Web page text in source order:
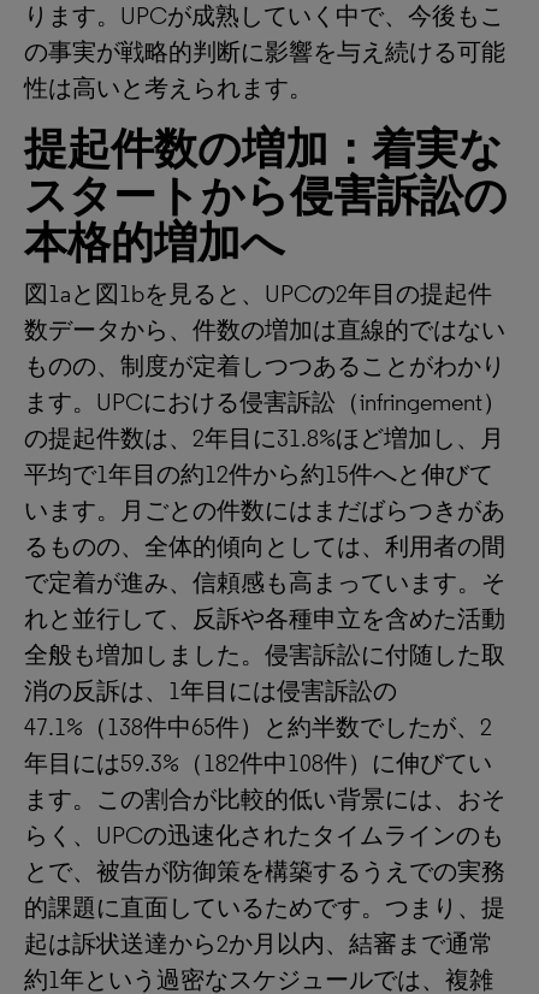
ります。UPCが成熟していく中で、今後もこ
の事実が戦略的判断に影響を与え続ける可能
性は高いと考えられます。
提起件数の増加：着実な
スタートから侵害訴訟の
本格的増加へ
図1aと図1bを見ると、UPCの2年目の提起件
数データから、件数の増加は直線的ではない
ものの、制度が定着しつつあることがわかり
ます。UPCにおける侵害訴訟（infringement）
の提起件数は、2年目に31.8%ほど増加し、月
平均で1年目の約12件から約15件へと伸びて
います。月ごとの件数にはまだばらつきがあ
るものの、全体的傾向としては、利用者の間
で定着が進み、信頼感も高まっています。そ
れと並行して、反訴や各種申立を含めた活動
全般も増加しました。侵害訴訟に付随した取
消の反訴は、1年目には侵害訴訟の
47.1%（138件中65件）と約半数でしたが、2
年目には59.3%（182件中108件）に伸びてい
ます。この割合が比較的低い背景には、おそ
らく、UPCの迅速化されたタイムラインのも
とで、被告が防御策を構築するうえでの実務
的課題に直面しているためです。つまり、提
起は訴状送達から2か月以内、結審まで通常
約1年という過密なスケジュールでは、複雑